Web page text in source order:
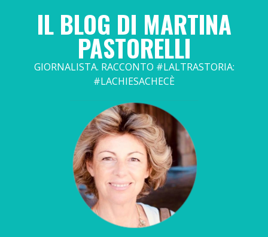
IL BLOG DI MARTINA
PASTORELLI
GIORNALISTA. RACCONTO #LALTRASTORIA:
#LACHIESACHECÈ